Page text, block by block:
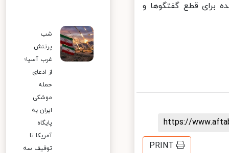
برای قطع گفتگوها و
https://
PRINT
شب
پرتنش
غرب آسیا؛
از ادعای
حمله
موشکی
ایران به
پایگاه
آمریکا تا
توقیف سه